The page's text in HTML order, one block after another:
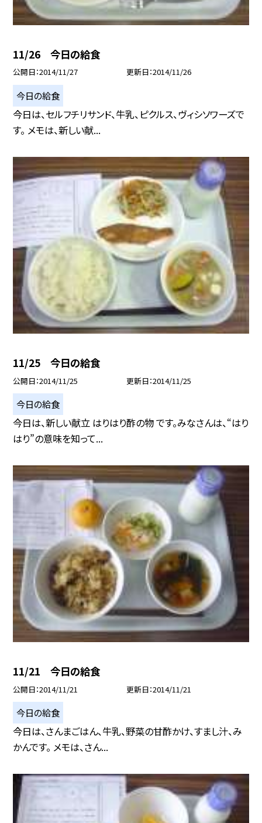
11/26 今日の給食
公開日 2014/11/27 更新日 2014/11/26
今日の給食
今日は、セルフチリサンド、牛乳、ピクルス、ヴィシソワーズで
す。 メモは、新しい献...
11/25 今日の給食
公開日 2014/11/25 更新日 2014/11/25
今日の給食
今日は、新しい献立 はりはり酢の物 です。みなさんは、“はり
はり”の意味を知って...
11/21 今日の給食
公開日 2014/11/21 更新日 2014/11/21
今日の給食
今日は、さんまごはん、牛乳、野菜の甘酢かけ、すまし汁、み
かんです。 メモは、さん...